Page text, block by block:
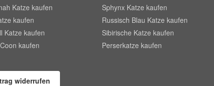
Katze kaufen
kaufen
Katze kaufen
kaufen
Sphynx Katze kaufen
Russisch Blau Katze kaufen
Sibirische Katze kaufen
Perserkatze kaufen
widerrufen